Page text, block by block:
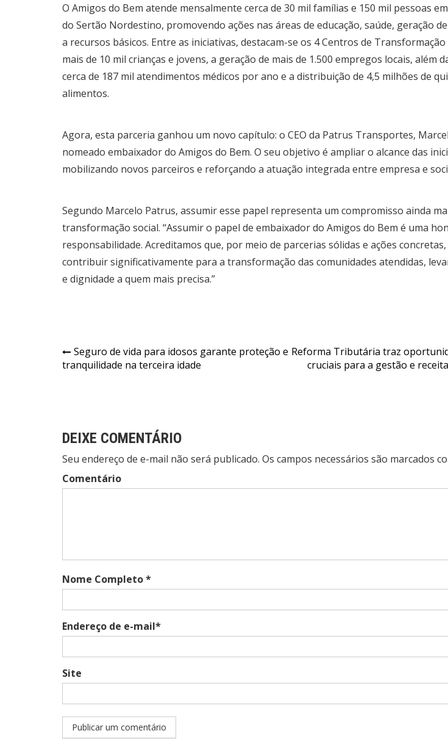
O Amigos do Bem atende mensalmente cerca de 30 mil famílias e 150 mil pessoas
do Sertão Nordestino, promovendo ações nas áreas de educação, saúde, geração
a recursos básicos. Entre as iniciativas, destacam-se os 4 Centros de
mais de 10 mil crianças e jovens, a geração de mais de 1.500 empregos locais, além
cerca de 187 mil atendimentos médicos por ano e a distribuição de 4,5 milhões de
alimentos.
Agora, esta parceria ganhou um novo capítulo: o CEO da Patrus Transportes,
nomeado embaixador do Amigos do Bem. O seu objetivo é ampliar o alcance das
mobilizando novos parceiros e reforçando a atuação integrada entre empresa e
Segundo Marcelo Patrus, assumir esse papel representa um compromisso ainda
transformação social. “Assumir o papel de embaixador do Amigos do Bem é uma
responsabilidade. Acreditamos que, por meio de parcerias sólidas e ações
contribuir significativamente para a transformação das comunidades atendidas,
e dignidade a quem mais precisa.”
Navegação
de
Seguro de vida para idosos garante proteção e
tranquilidade na terceira idade
Reforma Tributária traz
cruciais para a gestão e
DEIXE COMENTÁRIO
Seu endereço de e-mail não será publicado. Os campos necessários são marcados
Comentário
Nome Completo *
Endereço de e-mail*
Site